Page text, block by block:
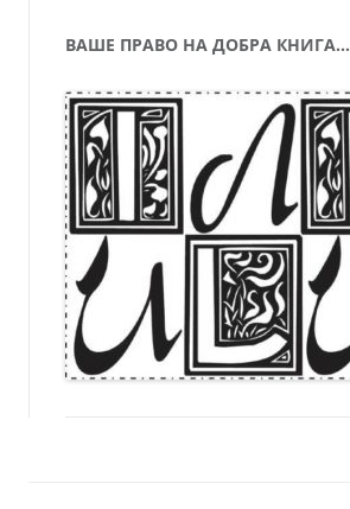
ВАШЕ ПРАВО НА ДОБРА КНИГА…